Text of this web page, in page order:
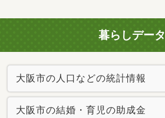
暮らしデータ
大阪市の人口などの統計情報
大阪市の結婚・育児の助成金